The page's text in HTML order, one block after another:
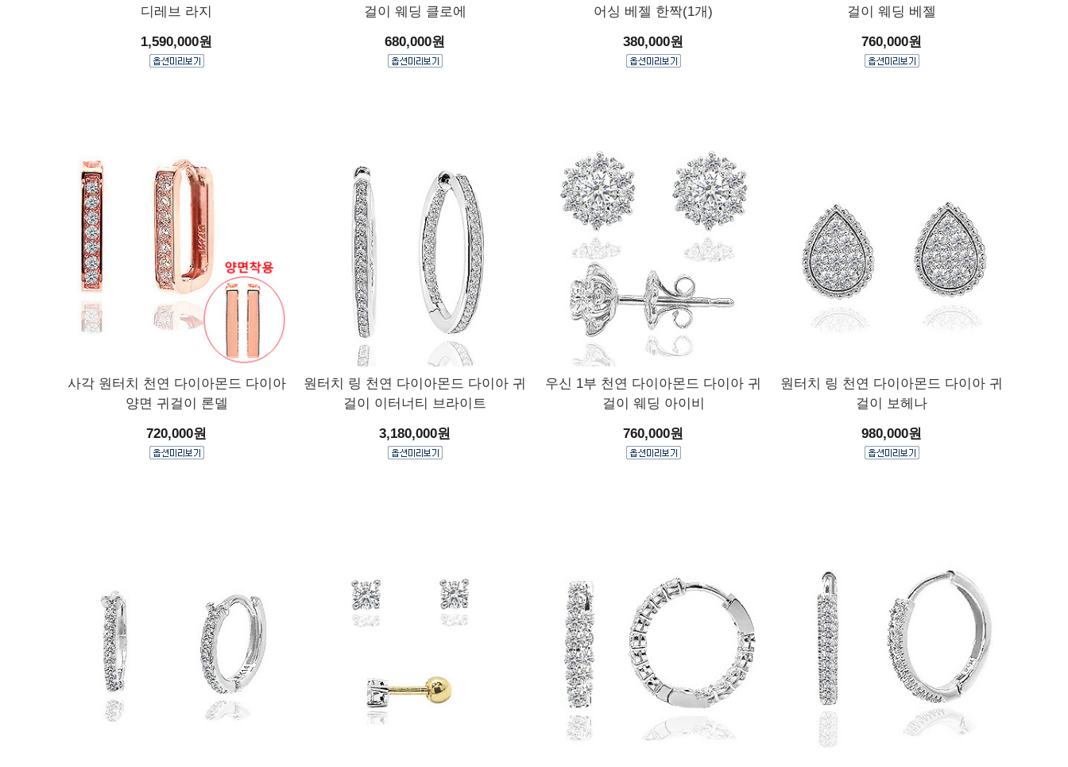
디레브 라지
1,590,000원
걸이 웨딩 클로에
680,000원
어싱 베젤 한짝(1개)
380,000원
걸이 웨딩 베젤
760,000원
사각 원터치 천연 다이아몬드 다이아
양면 귀걸이 론델
720,000원
원터치 링 천연 다이아몬드 다이아 귀
걸이 이터너티 브라이트
3,180,000원
우신 1부 천연 다이아몬드 다이아 귀
걸이 웨딩 아이비
760,000원
원터치 링 천연 다이아몬드 다이아 귀
걸이 보헤나
980,000원